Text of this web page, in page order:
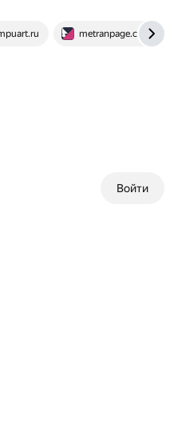
metranpage.com
Войти